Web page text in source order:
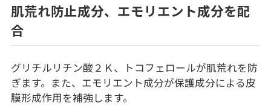
肌荒れ防止成分、エモリエント成分を配
合
グリチルリチン酸２Ｋ、トコフェロールが肌荒れを防
ぎます。また、エモリエント成分が保護成分による皮
膜形成作用を補強します。